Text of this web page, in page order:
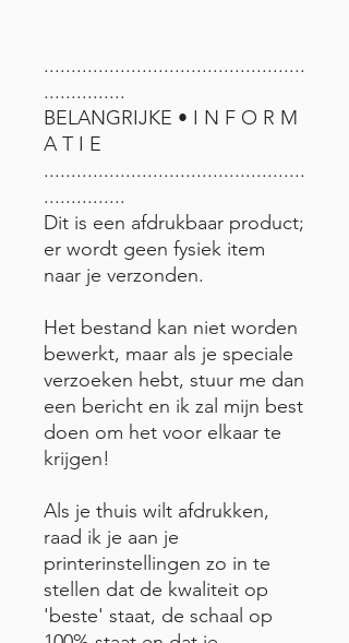
................................................
...............
BELANGRIJKE • I N F O R M
A T I E
................................................
...............
Dit is een afdrukbaar product;
er wordt geen fysiek item
naar je verzonden.
Het bestand kan niet worden
bewerkt, maar als je speciale
verzoeken hebt, stuur me dan
een bericht en ik zal mijn best
doen om het voor elkaar te
krijgen!
Als je thuis wilt afdrukken,
raad ik je aan je
printerinstellingen zo in te
stellen dat de kwaliteit op
'beste' staat, de schaal op